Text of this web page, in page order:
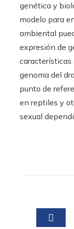
genética y
modelo para
ambiental
expresión de
características
genoma del
punto de
en reptiles y
sexual